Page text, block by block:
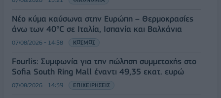
Νέο κύμα καύσωνα στην Ευρώπη – Θερμοκρασίες
άνω των 40°C σε Ιταλία, Ισπανία και Βαλκάνια
07/08/2026 - 14:58 ΚΟΣΜΟΣ
Fourlis: Συμφωνία για την πώληση συμμετοχής στο
Sofia South Ring Mall έναντι 49,35 εκατ. ευρώ
07/08/2026 - 14:39 ΕΠΙΧΕΙΡΗΣΕΙΣ